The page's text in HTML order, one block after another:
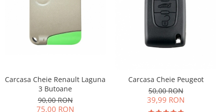
Carcasa Cheie Renault Laguna
3 Butoane
90,00 RON
75,00 RON
Carcasa Cheie Peugeot
50,00 RON
39,99 RON